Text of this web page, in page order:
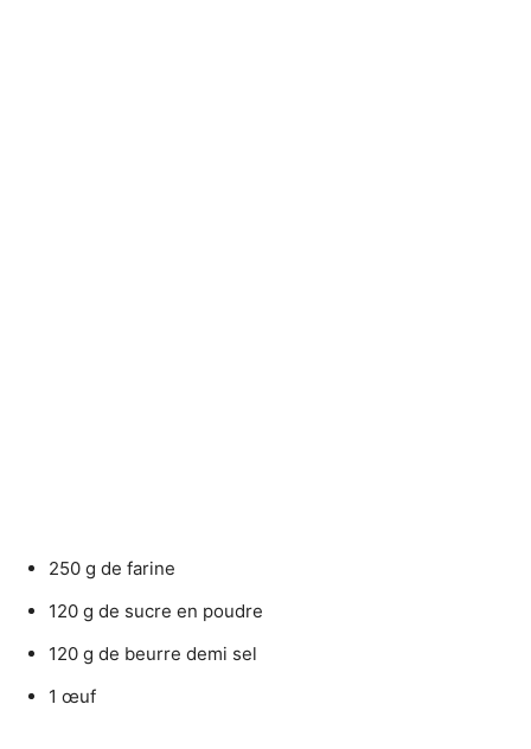
250 g de farine
120 g de sucre en poudre
120 g de beurre demi sel
1 œuf